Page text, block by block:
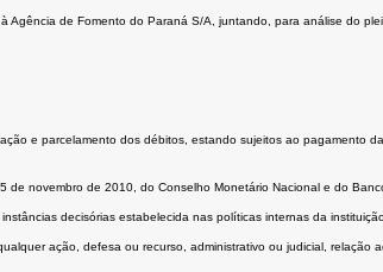
Agência de Fomento do Paraná S/A, juntando, para análise do
e parcelamento dos débitos, estando sujeitos ao pagamento
novembro de 2010, do Conselho Monetário Nacional e do
decisórias estabelecida nas políticas internas da
ação, defesa ou recurso, administrativo ou judicial, relação